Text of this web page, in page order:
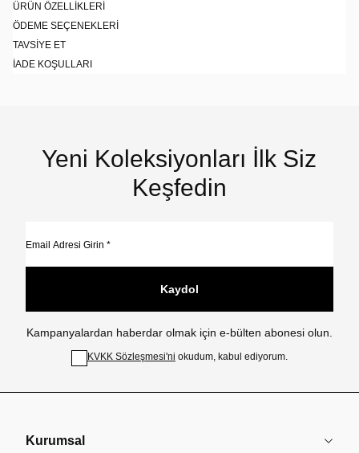
ÜRÜN ÖZELLIKLERI
ÖDEME SEÇENEKLERI
TAVSIYE ET
İADE KOŞULLARI
Yeni Koleksiyonları İlk Siz
Keşfedin
Kaydol
Kampanyalardan haberdar olmak için e-bülten abonesi olun.
KVKK Sözleşmesi'ni okudum, kabul ediyorum.
Kurumsal